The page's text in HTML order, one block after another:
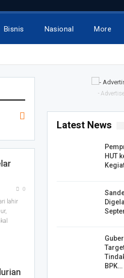
Bisnis Nasional More
0
lahir
-
Latest News
HUT
BPK…